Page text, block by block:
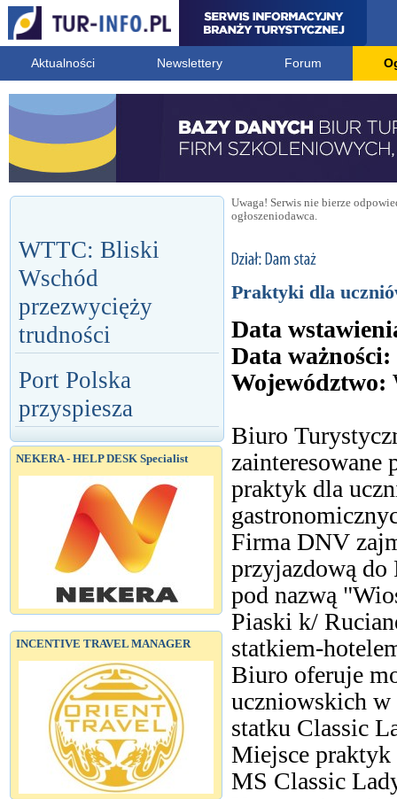
Aktualności Newslettery Forum
WTTC: Bliski
Wschód
przezwycięży
trudności
Port Polska
przyspiesza
NEKERA - HELP DESK Specialist
INCENTIVE TRAVEL MANAGER
Uwaga! Serwis nie bierze
ogłoszeniodawca.
Praktyki dla
Data
Data ważności:
Województwo:
Biuro
zainteresowane
praktyk dla
Firma DNV
przyjazdową do
pod nazwą
Piaski k/
statkiem-
Biuro oferuje
uczniowskich w
statku Classic
Miejsce praktyk
MS Classic